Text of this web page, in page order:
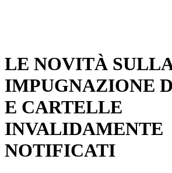
LE NOVITÀ
IMPUGNAZIONE
E CARTELLE
INVALIDAMENTE
NOTIFICATI